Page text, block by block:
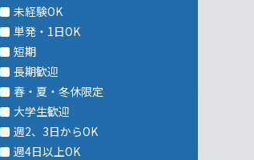
未経験OK
単発・1日OK
短期
長期歓迎
春・夏・冬休限定
大学生歓迎
週2、3日からOK
週4日以上OK